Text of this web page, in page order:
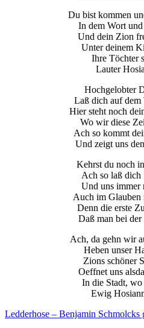
Du bist kommen
In dem Wort und
Und dein Zion
Unter deinem
Ihre Töchter
Lauter
Hochgelobter
Laß dich auf dem
Hier steht noch
Wo wir diese
Ach so kommt
Und zeigt uns
Kehrst du noch
Ach so laß dich
Und uns immer
Auch im Glauben
Denn die erste
Daß man bei der
Ach, da gehn wir
Heben unser
Zions schöner
Oeffnet uns
In die Stadt,
Ewig
Ledderhose – Benjamin Schmolcks
so gut wie